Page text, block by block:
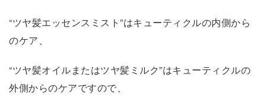
“ツヤ髪エッセンスミスト”はキューティクルの内側から
のケア、
“ツヤ髪オイルまたはツヤ髪ミルク”はキューティクルの
外側からのケアですので、